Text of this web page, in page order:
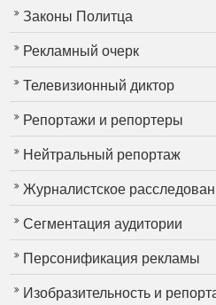
Законы Политца
Рекламный очерк
Телевизионный диктор
Репортажи и репортеры
Нейтральный репортаж
Журналистское
Сегментация аудитории
Персонификация рекламы
Изобразительность и